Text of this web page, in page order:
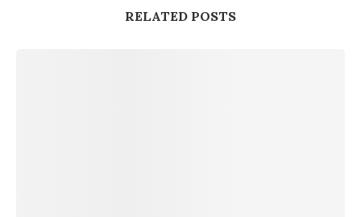
RELATED POSTS